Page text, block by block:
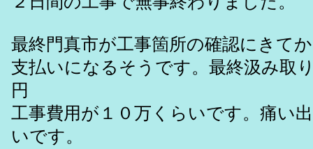
最終門真市が工事箇所の確認にきて
支払いになるそうです。最終汲み取
円
工事費用が１０万くらいです。痛い
いです。